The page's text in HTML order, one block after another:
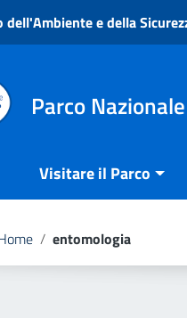
e della
Parco
Visitare il Parco
/ entomologia